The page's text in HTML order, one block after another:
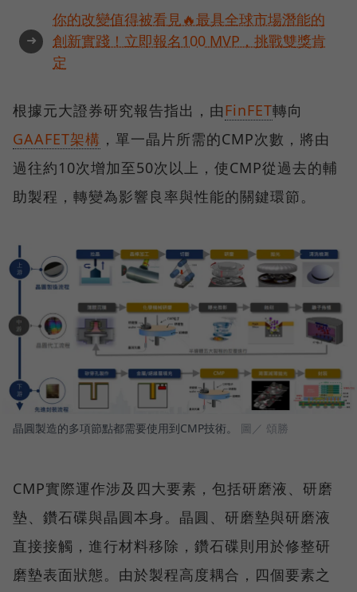
➜
你的改變值得被看見🔥最具全球市場潛能的
創新實踐！立即報名100 MVP，挑戰雙獎肯
定
根據元大證券研究報告指出，由FinFET轉向
GAAFET架構 ，單一晶片所需的CMP次數，將由
過往約10次增加至50次以上，使CMP從過去的輔
助製程，轉變為影響良率與性能的關鍵環節。
晶圓製造的多項節點都需要使用到CMP技術。 圖／ 頌勝
CMP實際運作涉及四大要素，包括研磨液、研磨
墊、鑽石碟與晶圓本身。晶圓、研磨墊與研磨液
直接接觸，進行材料移除，鑽石碟則用於修整研
磨墊表面狀態。由於製程高度耦合，四個要素之